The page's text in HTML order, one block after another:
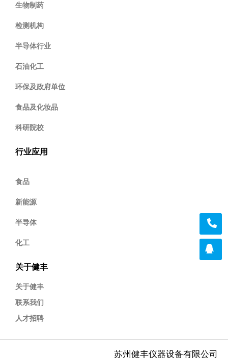
生物制药
检测机构
半导体行业
石油化工
环保及政府单位
食品及化妆品
科研院校
行业应用
食品
新能源
半导体
化工
关于健丰
关于健丰
联系我们
人才招聘
苏州健丰仪器设备有限公司